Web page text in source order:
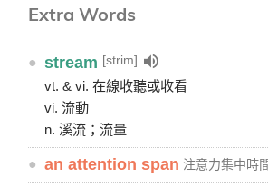
Extra Words
● stream [strim]
vt. & vi. 在線收聽或收看
vi. 流動
n. 溪流；流量
● an attention span 注意力集中時